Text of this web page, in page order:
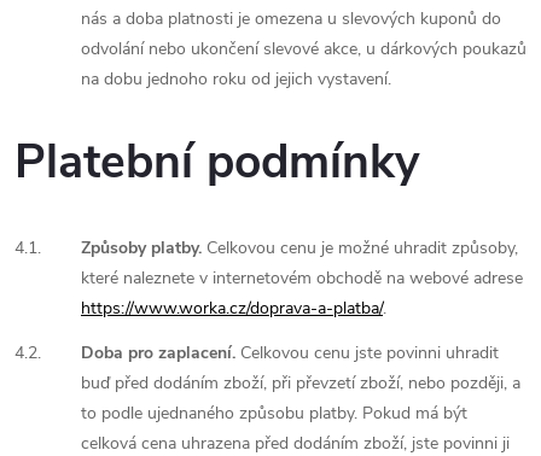
nás a doba platnosti je omezena u slevových kuponů do
odvolání nebo ukončení slevové akce, u dárkových poukazů
na dobu jednoho roku od jejich vystavení.
Platební podmínky
4.1. Způsoby platby. Celkovou cenu je možné uhradit způsoby,
které naleznete v internetovém obchodě na webové adrese
https://www.worka.cz/doprava-a-platba/.
4.2.
Doba pro zaplacení. Celkovou cenu jste povinni uhradit
buď před dodáním zboží, při převzetí zboží, nebo později, a
to podle ujednaného způsobu platby. Pokud má být
celková cena uhrazena před dodáním zboží, jste povinni ji